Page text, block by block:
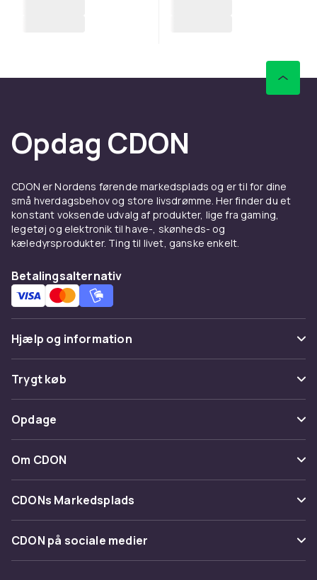
Opdag CDON
CDON er Nordens førende markedsplads og er til for dine
små hverdagsbehov og store livsdrømme. Her finder du et
konstant voksende udvalg af produkter, lige fra gaming,
legetøj og elektronik til have-, skønheds- og
kæledyrsprodukter. Ting til livet, ganske enkelt.
Betalingsalternativ
Hjælp og information
Ofte stillede spørgsmål
Spor pakke
Fortryd & returner her
Kontakt os
Trygt køb
Betaling
Levering
Tilbagekaldelser
Opdage
Kategorier
Maerke
Om CDON
Om os
Kundeanmeldelser
Arbejd på CDON
CDONs Markedsplads
Merchant Help Center
CDON på sociale medier